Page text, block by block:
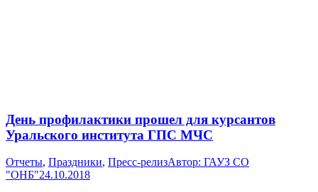
День профилактики прошел для курсантов
Уральского института ГПС МЧС
Отчеты, Праздники, Пресс-релизАвтор: ГАУЗ СО
"ОНБ"24.10.2018